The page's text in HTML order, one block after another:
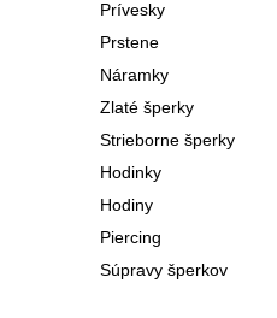
Prívesky
Prstene
Náramky
Zlaté šperky
Strieborne šperky
Hodinky
Hodiny
Piercing
Súpravy šperkov